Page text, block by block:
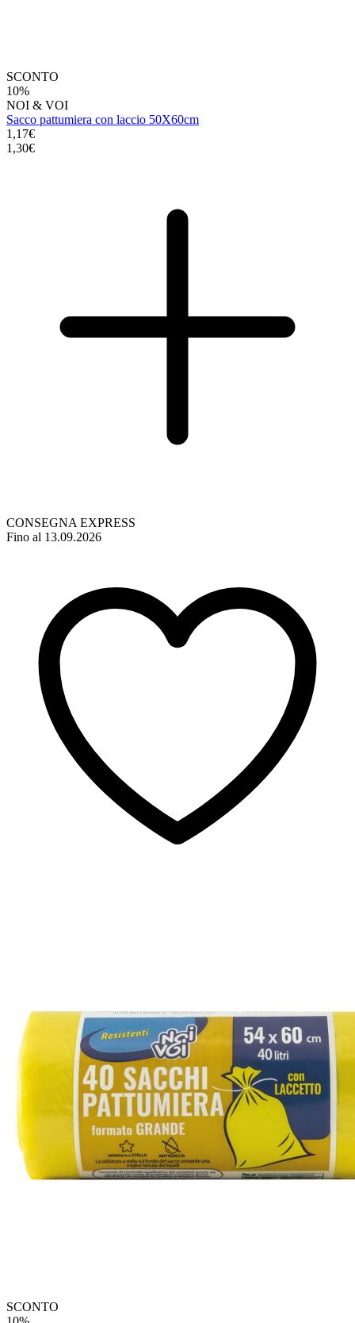
SCONTO
10%
NOI & VOI
Sacco pattumiera con laccio 50X60cm
1,17€
1,30€
CONSEGNA EXPRESS
Fino al 13.09.2026
SCONTO